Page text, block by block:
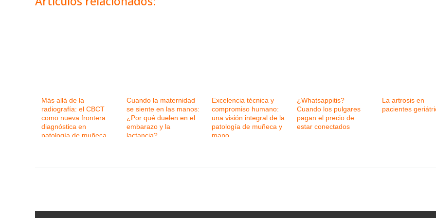
Más allá de la
radiografía: el CBCT
como nueva frontera
diagnóstica en
patología de muñeca
Cuando la maternidad
se siente en las manos:
¿Por qué duelen en el
embarazo y la
lactancia?
Excelencia técnica y
compromiso humano:
una visión integral de la
patología de muñeca y
mano
¿Whatsappitis?
Cuando los pulgares
pagan el precio de
estar conectados
La artrosis en
pacientes